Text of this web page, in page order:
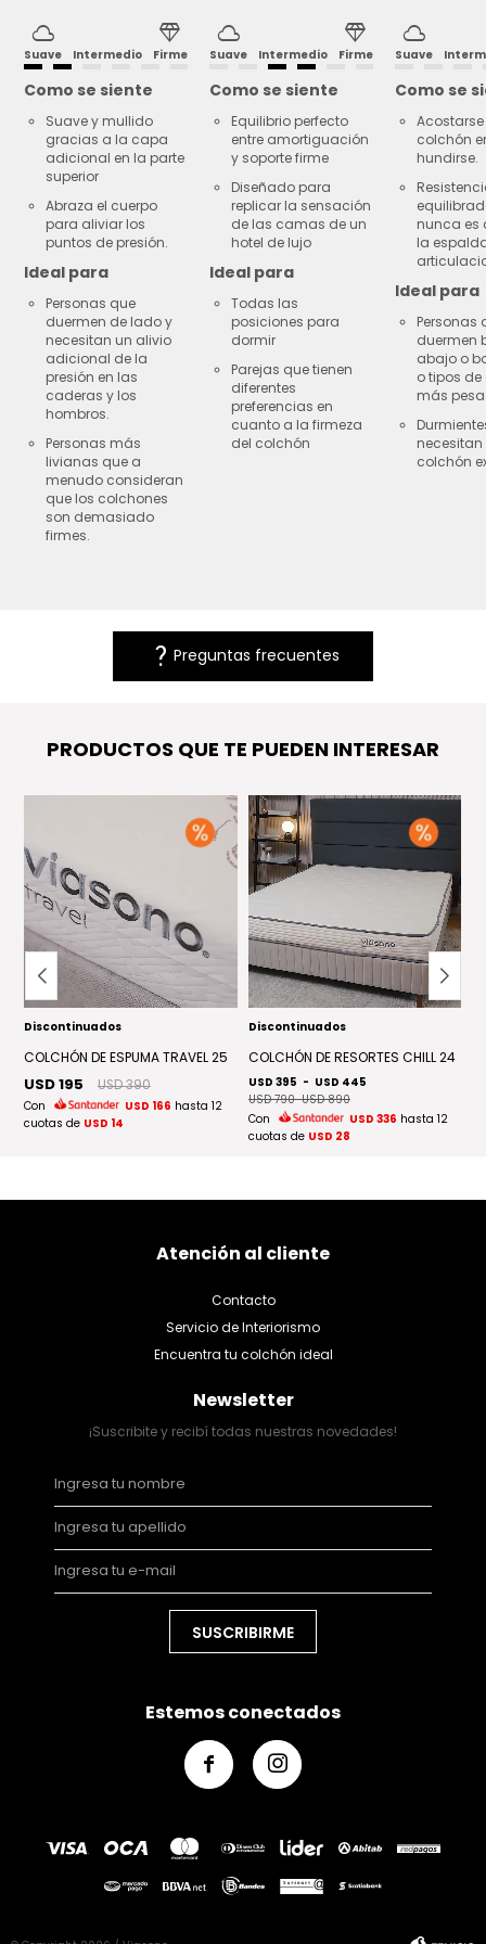
cloud
Suave Intermedio
diamond
Firme
Como se siente
Suave y mullido
gracias a la capa
adicional en la parte
superior
Abraza el cuerpo
para aliviar los
puntos de presión.
Ideal para
Personas que
duermen de lado y
necesitan un alivio
adicional de la
presión en las
caderas y los
hombros.
Personas más
livianas que a
menudo consideran
que los colchones
son demasiado
firmes.
cloud
Suave Intermedio
diamond
Firme
Como se siente
Equilibrio perfecto
entre amortiguación
y soporte firme
Diseñado para
replicar la sensación
de las camas de un
hotel de lujo
Ideal para
Todas las
posiciones para
dormir
Parejas que tienen
diferentes
preferencias en
cuanto a la firmeza
del colchón
cloud
Suave
Como se
colchón
hundirse.
nunca es
la
Ideal para
Personas
duermen
abajo o
o tipos
más
necesitan
colchón
question_mark Preguntas frecuentes
PRODUCTOS QUE TE PUEDEN INTERESAR
Discontinuados
COLCHÓN DE ESPUMA TRAVEL 25
USD 195 USD 390
Con USD 166 hasta 12
cuotas de USD 14
Discontinuados
COLCHÓN DE RESORTES CHILL 24
USD 395 - USD 445
USD 790-USD 890
Con
USD 336 hasta 12
cuotas de USD 28
Atención al cliente
Contacto
Servicio de Interiorismo
Encuentra tu colchón ideal
Newsletter
¡Suscribite y recibí todas nuestras novedades!
SUSCRIBIRME
Estemos conectados
 